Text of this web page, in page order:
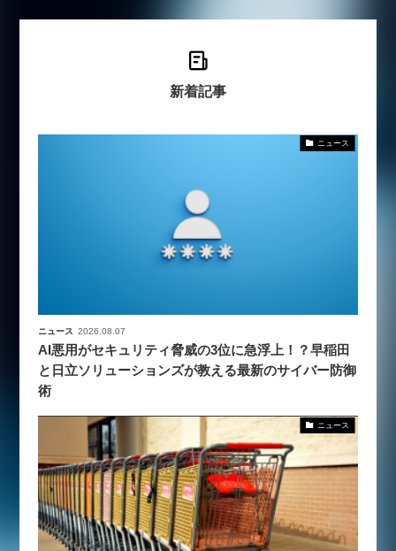
新着記事
ニュース
ニュース 2026.08.07
AI悪用がセキュリティ脅威の3位に急浮上！？早稲田
と日立ソリューションズが教える最新のサイバー防御
術
ニュース